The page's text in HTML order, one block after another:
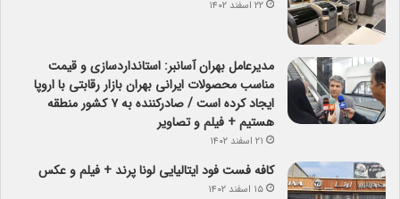
۲۲ اسفند ۱۴۰۲
مدیرعامل بهران آسانبر: استانداردسازی و قیمت
مناسب محصولات ایرانی بهران بازار رقابتی با اروپا
ایجاد کرده است / صادرکننده به ۷ کشور منطقه
هستیم + فیلم و تصاویر
۲۱ اسفند ۱۴۰۲
کافه فست فود ایتالیایی لونا پرند + فیلم و عکس
۱۵ اسفند ۱۴۰۲